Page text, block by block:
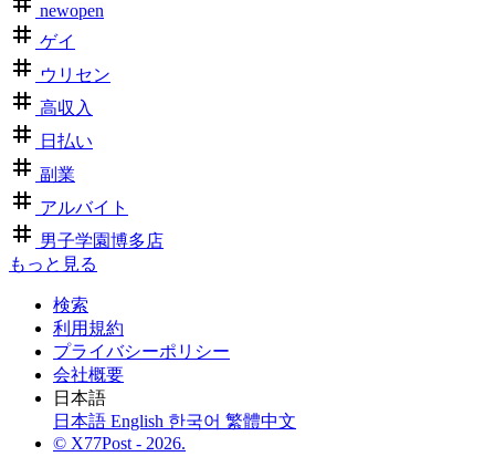
newopen
ゲイ
ウリセン
高収入
日払い
副業
アルバイト
男子学園博多店
もっと見る
検索
利用規約
プライバシーポリシー
会社概要
日本語
日本語 English 한국어 繁體中文
© X77Post - 2026.